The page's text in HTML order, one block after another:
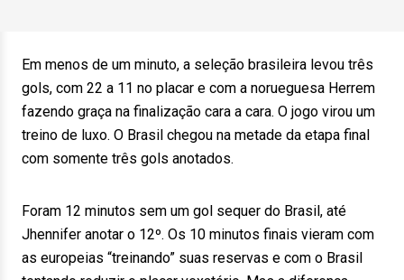
Em menos de um minuto, a seleção brasileira levou três
gols, com 22 a 11 no placar e com a norueguesa Herrem
fazendo graça na finalização cara a cara. O jogo virou um
treino de luxo. O Brasil chegou na metade da etapa final
com somente três gols anotados.
Foram 12 minutos sem um gol sequer do Brasil, até
Jhennifer anotar o 12º. Os 10 minutos finais vieram com
as europeias “treinando” suas reservas e com o Brasil